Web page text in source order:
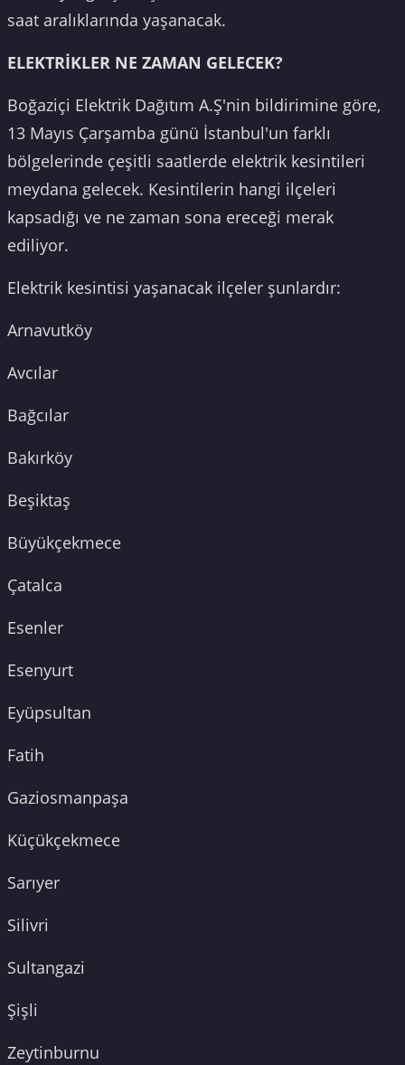
saat aralıklarında yaşanacak.
ELEKTRİKLER NE ZAMAN GELECEK?
Boğaziçi Elektrik Dağıtım A.Ş'nin bildirimine göre,
13 Mayıs Çarşamba günü İstanbul'un farklı
bölgelerinde çeşitli saatlerde elektrik kesintileri
meydana gelecek. Kesintilerin hangi ilçeleri
kapsadığı ve ne zaman sona ereceği merak
ediliyor.
Elektrik kesintisi yaşanacak ilçeler şunlardır:
Arnavutköy
Avcılar
Bağcılar
Bakırköy
Beşiktaş
Büyükçekmece
Çatalca
Esenler
Esenyurt
Eyüpsultan
Fatih
Gaziosmanpaşa
Küçükçekmece
Sarıyer
Silivri
Sultangazi
Şişli
Zeytinburnu